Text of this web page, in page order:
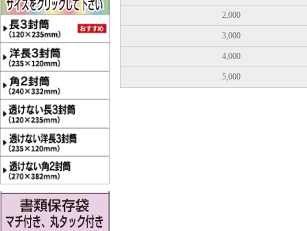
2,000
3,000
4,000
5,000